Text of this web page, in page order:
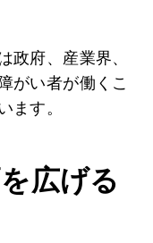
政府、産業界、
がい者が働くこ
ます。
広げる